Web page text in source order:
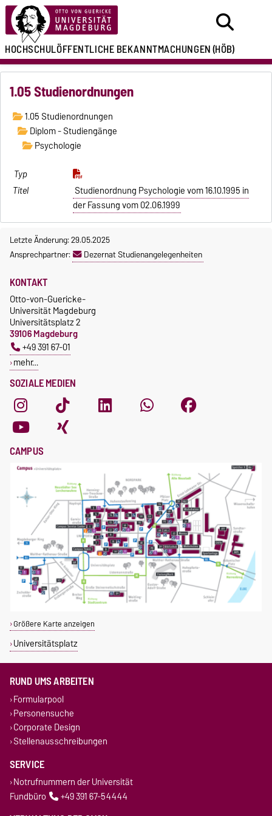
HOCHSCHULÖFFENTLICHEBEKANNTMACHUNGEN(HÖB)
1.05 Studienordnungen
1.05 Studienordnungen
Diplom - Studiengänge
Psychologie
Studienordnung Psychologie vom 16.10.1995 in
der Fassung vom 02.06.1999
Letzte Änderung: 29.05.2025
Ansprechpartner:
Dezernat Studienangelegenheiten
SOZIALE MEDIEN
KONTAKT
Otto-von-Guericke-
Universität Magdeburg
Universitätsplatz 2
39106 Magdeburg
+49 391 67-01
mehr…
CAMPUS
Größere Karte anzeigen
Universitätsplatz
RUND UMS ARBEITEN
Formularpool
Personensuche
Corporate Design
Stellenausschreibungen
SERVICE
Notrufnummern der Universität
Fundbüro
+49 391 67-54444